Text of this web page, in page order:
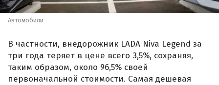
Автомобили
В частности, внедорожник LADA Niva Legend за
три года теряет в цене всего 3,5%, сохраняя,
таким образом, около 96,5% своей
первоначальной стоимости. Самая дешевая